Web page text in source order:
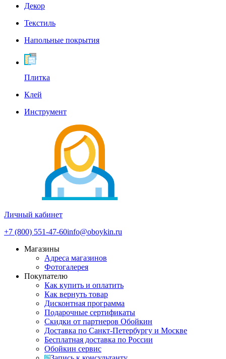
Декор
Текстиль
Напольные покрытия
Плитка
Клей
Инструмент
Личный кабинет
+7 (800) 551-47-60info@oboykin.ru
Магазины
Адреса магазинов
Фотогалерея
Покупателю
Как купить и оплатить
Как вернуть товар
Дисконтная программа
Подарочные сертификаты
Скидки от партнеров Обойкин
Доставка по Санкт-Петербургу и Москве
Бесплатная доставка по России
Обойкин сервис